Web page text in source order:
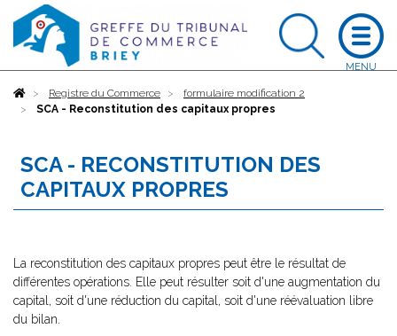
AccueilRegistre du Commerce
formulaire modification 2
SCA - Reconstitution des capitaux propres
SCA - RECONSTITUTION DES
CAPITAUX PROPRES
La reconstitution des capitaux propres peut être le résultat de
différentes opérations. Elle peut résulter soit d'une augmentation du
capital, soit d'une réduction du capital, soit d'une réévaluation libre
du bilan.